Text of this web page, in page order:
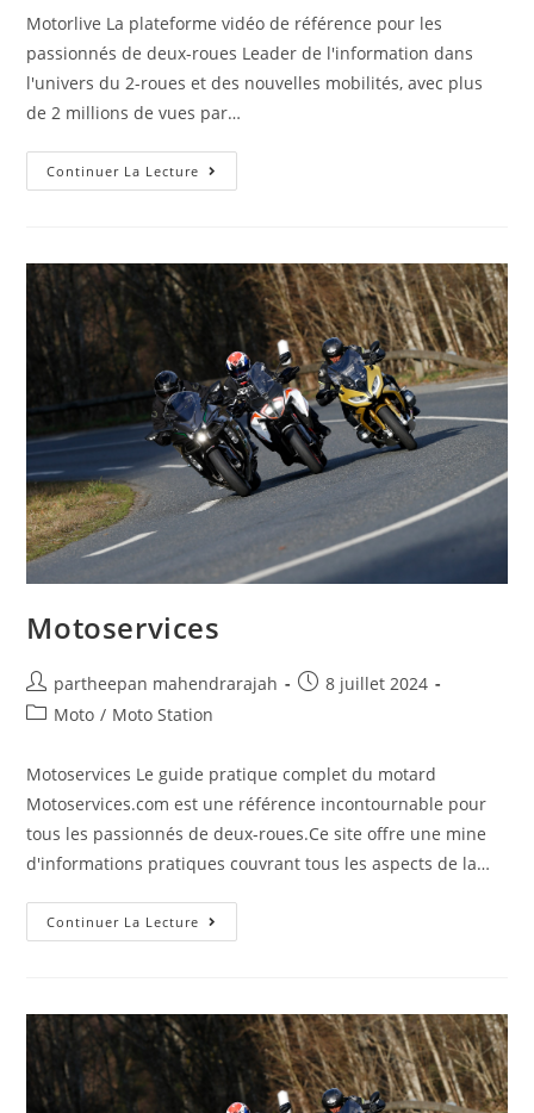
Motorlive La plateforme vidéo de référence pour les
passionnés de deux-roues Leader de l'information dans
l'univers du 2-roues et des nouvelles mobilités, avec plus
de 2 millions de vues par…
Continuer La Lecture
Motoservices
partheepan mahendrarajah
8 juillet 2024
Moto / Moto Station
Motoservices Le guide pratique complet du motard
Motoservices.com est une référence incontournable pour
tous les passionnés de deux-roues.Ce site offre une mine
d'informations pratiques couvrant tous les aspects de la…
Continuer La Lecture